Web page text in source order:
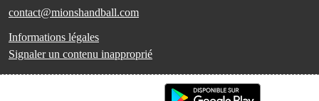
contact@mionshandball.com
Informations légales
Signaler un contenu inapproprié